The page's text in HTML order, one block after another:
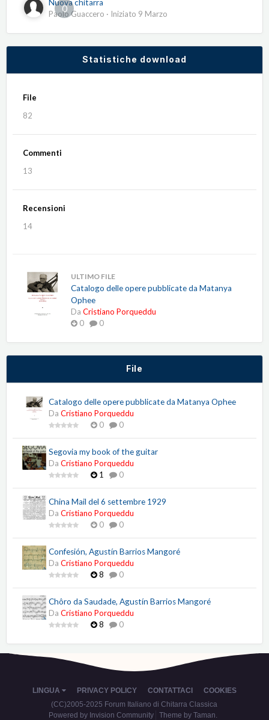
0
Nuova chitarra
Paolo Guaccero · Iniziato 9 Marzo
Statistiche download
File
82
Commenti
13
Recensioni
14
ULTIMO FILE
Catalogo delle opere pubblicate da Matanya
Ophee
Da Cristiano Porqueddu
0
0
File
Catalogo delle opere pubblicate da Matanya Ophee
Da Cristiano Porqueddu
0
0
Segovia my book of the guitar
Da Cristiano Porqueddu
1
0
China Mail del 6 settembre 1929
Da Cristiano Porqueddu
0
0
Confesión, Agustín Barrios Mangoré
Da Cristiano Porqueddu
8
0
Chôro da Saudade, Agustín Barrios Mangoré
Da Cristiano Porqueddu
8
0
LINGUA PRIVACY POLICY CONTATTACI
COOKIES
(CC)2005-2025 Forum Italiano di Chitarra Classica
Powered by Invision Community
Theme by Taman.